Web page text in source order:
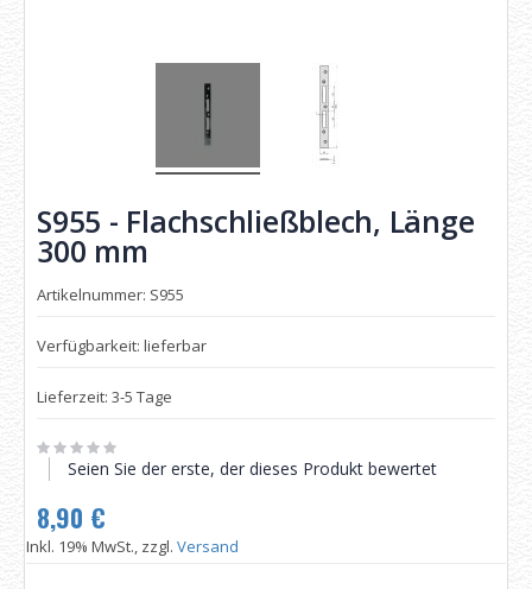
S955 - Flachschließblech, Länge
300 mm
Artikelnummer: S955
Verfügbarkeit: lieferbar
Lieferzeit: 3-5 Tage
Seien Sie der erste, der dieses Produkt bewertet
8,90 €
Inkl. 19% MwSt., zzgl. Versand